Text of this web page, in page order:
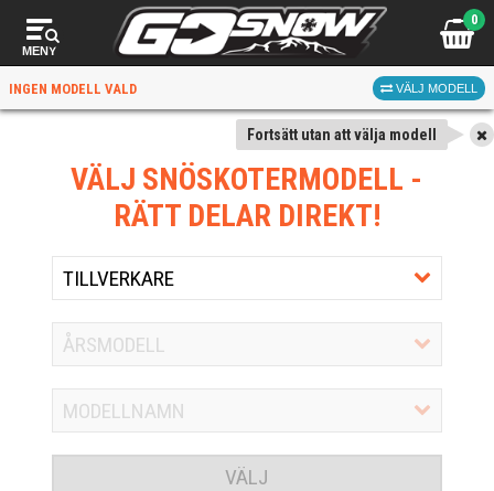
MENY
0
INGEN MODELL VALD VÄLJ MODELL
Fortsätt utan att välja modell
VÄLJ SNÖSKOTERMODELL -
RÄTT DELAR DIREKT!
VÄLJ